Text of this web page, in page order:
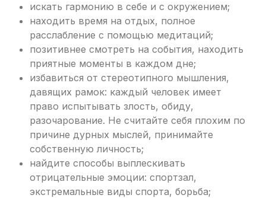
искать гармонию в себе и с окружением;
находить время на отдых, полное
расслабление с помощью медитаций;
позитивнее смотреть на события, находить
приятные моменты в каждом дне;
избавиться от стереотипного мышления,
давящих рамок: каждый человек имеет
право испытывать злость, обиду,
разочарование. Не считайте себя плохим по
причине дурных мыслей, принимайте
собственную личность;
найдите способы выплескивать
отрицательные эмоции: спортзал,
экстремальные виды спорта, борьба;